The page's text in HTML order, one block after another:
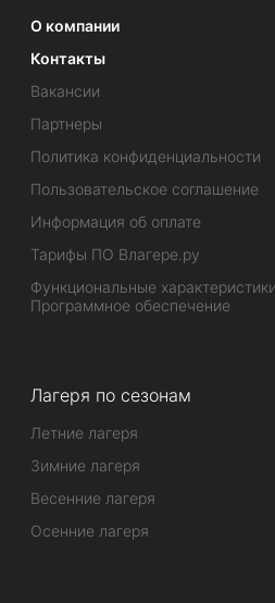
О компании
Контакты
Вакансии
Партнеры
Политика конфиденциальности
Пользовательское соглашение
Информация об оплате
Тарифы ПО Влагере.ру
Функциональные
Программное обеспечение
Лагеря по сезонам
Летние лагеря
Зимние лагеря
Весенние лагеря
Осенние лагеря